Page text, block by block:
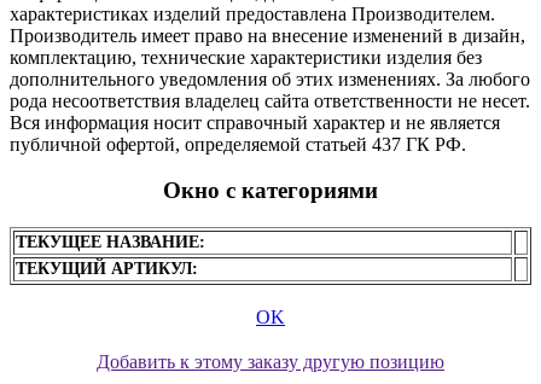
характеристиках изделий предоставлена Производителем.
Производитель имеет право на внесение изменений в дизайн,
комплектацию, технические характеристики изделия без
дополнительного уведомления об этих изменениях. За любого
рода несоответствия владелец сайта ответственности не несет.
Вся информация носит справочный характер и не является
публичной офертой, определяемой статьей 437 ГК РФ.
Окно с категориями
ТЕКУЩЕЕ НАЗВАНИЕ:
ТЕКУЩИЙ АРТИКУЛ:
OK
Добавить к этому заказу другую позицию